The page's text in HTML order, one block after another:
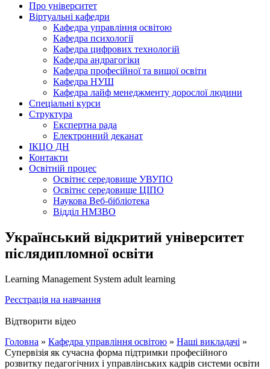
Про університет
Віртуальні кафедри
Кафедра управління освітою
Кафедра психології
Кафедра цифрових технологій
Кафедра андрагогіки
Кафедра професійної та вищої освіти
Кафедра НУШ
Кафедра лайф менеджменту дорослої людини
Спеціальні курси
Структура
Експертна рада
Електронний деканат
ІКЦО ДН
Контакти
Освітній процес
Освітнє середовище УВУПО
Освітнє середовище ЦІПО
Наукова Веб-бібліотека
Відділ НМЗВО
Український відкритий університет
післядипломної освіти
Learning Management System adult learning
Реєстрація на навчання
Відтворити відео
Головна » Кафедра управління освітою » Наші викладачі »
Супервізія як сучасна форма підтримки професійного
розвитку педагогічних і управлінських кадрів системи освіти